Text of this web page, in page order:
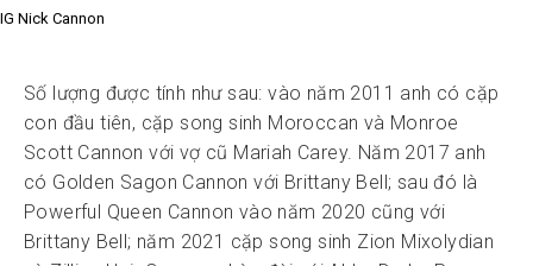
IG Nick Cannon
Số lượng được tính như sau: vào năm 2011 anh có cặp
con đầu tiên, cặp song sinh Moroccan và Monroe
Scott Cannon với vợ cũ Mariah Carey. Năm 2017 anh
có Golden Sagon Cannon với Brittany Bell; sau đó là
Powerful Queen Cannon vào năm 2020 cũng với
Brittany Bell; năm 2021 cặp song sinh Zion Mixolydian